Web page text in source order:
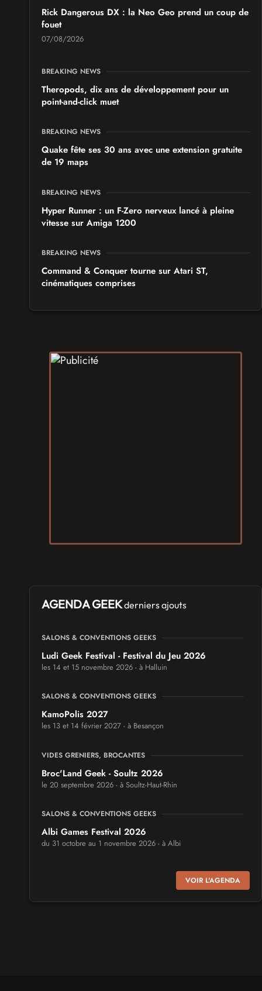
Rick Dangerous DX : la Neo Geo prend un coup de
fouet
07/08/2026
BREAKING NEWS
Theropods, dix ans de développement pour un
point-and-click muet
BREAKING NEWS
Quake fête ses 30 ans avec une extension gratuite
de 19 maps
BREAKING NEWS
Hyper Runner : un F-Zero nerveux lancé à pleine
vitesse sur Amiga 1200
BREAKING NEWS
Command & Conquer tourne sur Atari ST,
cinématiques comprises
AGENDA GEEKderniers ajouts
SALONS & CONVENTIONS GEEKS
Ludi Geek Festival - Festival du Jeu 2026
les 14 et 15 novembre 2026 - à Halluin
SALONS & CONVENTIONS GEEKS
KamoPolis 2027
les 13 et 14 février 2027 - à Besançon
VIDES GRENIERS, BROCANTES
Broc'Land Geek - Soultz 2026
le 20 septembre 2026 - à Soultz-Haut-Rhin
SALONS & CONVENTIONS GEEKS
Albi Games Festival 2026
du 31 octobre au 1 novembre 2026 - à Albi
Virtual Calais - salon du jeu vidéo et des loisirs
numériques 2026
VOIR L'AGENDA